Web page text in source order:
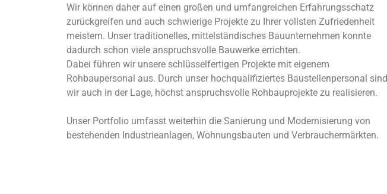
Wir können daher auf einen großen und umfangreichen Erfahrungsschatz
zurückgreifen und auch schwierige Projekte zu Ihrer vollsten Zufriedenheit
meistern. Unser traditionelles, mittelständisches Bauunternehmen konnte
dadurch schon viele anspruchsvolle Bauwerke errichten.
Dabei führen wir unsere schlüsselfertigen Projekte mit eigenem
Rohbaupersonal aus. Durch unser hochqualifiziertes Baustellenpersonal sind
wir auch in der Lage, höchst anspruchsvolle Rohbauprojekte zu realisieren.
Unser Portfolio umfasst weiterhin die Sanierung und Modernisierung von
bestehenden Industrieanlagen, Wohnungsbauten und Verbrauchermärkten.